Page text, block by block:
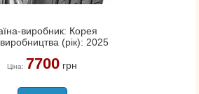
виробник: Корея
(рік): 2025
Ціна: 7700грн